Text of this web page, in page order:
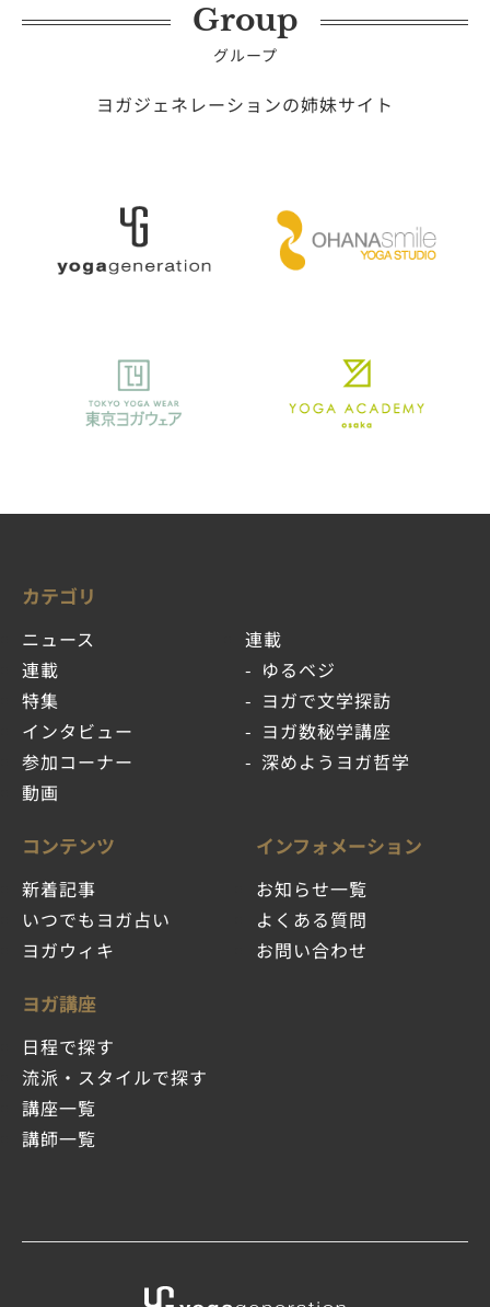
Group
グループ
ヨガジェネレーションの姉妹サイト
カテゴリ
ニュース
連載
特集
インタビュー
参加コーナー
動画
連載
ゆるベジ
ヨガで文学探訪
ヨガ数秘学講座
深めようヨガ哲学
コンテンツ
新着記事
いつでもヨガ占い
ヨガウィキ
ヨガ講座
日程で探す
流派・スタイルで探す
講座一覧
講師一覧
インフォメーション
お知らせ一覧
よくある質問
お問い合わせ